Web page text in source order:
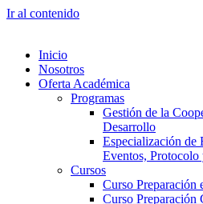
Ir al contenido
Inicio
Nosotros
Oferta Académica
Programas
Gestión de la
Desarrollo
Especialización de
Eventos, Protocolo
Cursos
Curso Preparación
Curso Preparación